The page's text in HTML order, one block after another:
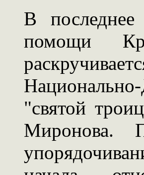
В
помощи
"святой
Миронова.